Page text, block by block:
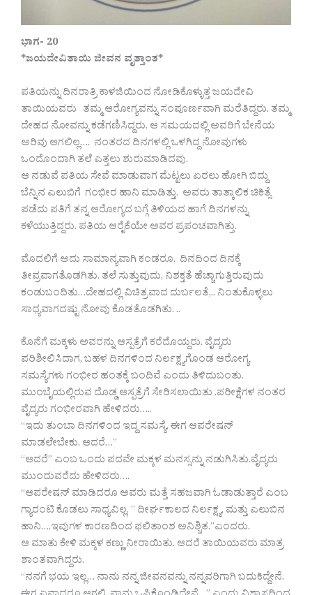
ಭಾಗ- 20
*ಜಯದೇವಿತಾಯಿ ಜೀವನ ವೃತ್ತಾಂತ*
ಪತಿಯನ್ನು ದಿನರಾತ್ರಿ ಕಾಳಜಿಯಿಂದ ನೋಡಿಕೊಳ್ಳುತ್ತ ಜಯದೇವಿ
ತಾಯಿಯವರು ತಮ್ಮ ಆರೋಗ್ಯವನ್ನು ಸಂಪೂರ್ಣವಾಗಿ ಮರೆತಿದ್ದರು. ತಮ್ಮ
ದೇಹದ ನೋವನ್ನು ಕಡೆಗಣಿಸಿದ್ದರು. ಆ ಸಮಯದಲ್ಲಿ ಅವರಿಗೆ ಬೇನೆಯ
ಅರಿವು ಆಗಲಿಲ್ಲ…. ನಂತರದ ದಿನಗಳಲ್ಲಿ ಒಳಗಿದ್ದ ನೋವುಗಳು
ಒಂದೊಂದಾಗಿ ತಲೆ ಎತ್ತಲು ಶುರುಮಾಡಿದವು.
ಆ ನಡುವೆ ಪತಿಯ ಸೇವೆ ಮಾಡುವಾಗ ಮೆಟ್ಟಲು ಏರಲು ಹೋಗಿ ಬಿದ್ದು
ಬೆನ್ನಿನ ಎಲುಬಿಗೆ ಗಂಭೀರ ಹಾನಿ ಮಾಡಿತ್ತು. ಅವರು ತಾತ್ಕಾಲಿಕ ಚಿಕಿತ್ಸೆ
ಪಡೆದು ಪತಿಗೆ ತನ್ನ ಆರೋಗ್ಯದ ಬಗ್ಗೆ ತಿಳಿಯದ ಹಾಗೆ ದಿನಗಳನ್ನು
ಕಳೆಯುತ್ತಿದ್ದರು. ಪತಿಯ ಆರೈಕೆಯೇ ಅವರ ಪ್ರಪಂಚವಾಗಿತ್ತು.
ಮೊದಲಿಗೆ ಅದು ಸಾಮಾನ್ಯವಾಗಿ ಕಂಡರೂ, ದಿನದಿಂದ ದಿನಕ್ಕೆ
ತೀವ್ರವಾಗತೊಡಗಿತು. ತಲೆ ಸುತ್ತುವುದು, ನಿಶಕ್ತತೆ ಹೆಚ್ಚಾಗುತ್ತಿರುವುದು
ಕಂಡುಬಂದಿತು…ದೇಹದಲ್ಲಿ ವಿಚಿತ್ರವಾದ ದುರ್ಬಲತೆ,.. ನಿಂತುಕೊಳ್ಳಲು
ಸಾಧ್ಯವಾಗದಷ್ಟು ನೋವು ಕೊಡತೊಡಗಿತು. ..
ಕೊನೆಗೆ ಮಕ್ಕಳು ಅವರನ್ನು ಆಸ್ಪತ್ರೆಗೆ ಕರೆದೊಯ್ದರು. ವೈದ್ಯರು
ಪರಿಶೀಲಿಸಿದಾಗ, ಬಹಳ ದಿನಗಳಿಂದ ನಿರ್ಲಕ್ಷ್ಯಗೊಂಡ ಆರೋಗ್ಯ
ಸಮಸ್ಯೆಗಳು ಗಂಭೀರ ಹಂತಕ್ಕೆ ಬಂದಿವೆ ಎಂದು ತಿಳಿದುಬಂತು.
ಮುಂಬೈಯಲ್ಲಿರುವ ದೊಡ್ಡ ಆಸ್ಪತ್ರೆಗೆ ಸೇರಿಸಲಾಯಿತು .ಪರೀಕ್ಷೆಗಳ ನಂತರ
ವೈದ್ಯರು ಗಂಭೀರವಾಗಿ ಹೇಳಿದರು…..
“ಇದು ತುಂಬಾ ದಿನಗಳಿಂದ ಇದ್ದ ಸಮಸ್ಯೆ. ಈಗ ಆಪರೇಷನ್
ಮಾಡಲೇಬೇಕು. ಆದರೆ…”
“ಆದರೆ” ಎಂಬ ಒಂದು ಪದವೇ ಮಕ್ಕಳ ಮನಸ್ಸನ್ನು ನಡುಗಿಸಿತು.ವೈದ್ಯರು
ಮುಂದುವರೆದು ಹೇಳಿದರು….
“ಆಪರೇಷನ್ ಮಾಡಿದರೂ ಅವರು ಮತ್ತೆ ಸಹಜವಾಗಿ ಓಡಾಡುತ್ತಾರೆ ಎಂಬ
ಗ್ಯಾರಂಟಿ ಕೊಡಲು ಸಾಧ್ಯವಿಲ್ಲ. ” ದೀರ್ಘಕಾಲದ ನಿರ್ಲಕ್ಷ್ಯ, ಮತ್ತು ಎಲುಬಿನ
ಹಾನಿ….ಇವುಗಳ ಕಾರಣದಿಂದ ಫಲಿತಾಂಶ ಅನಿಶ್ಚಿತ.”ಎಂದರು.
ಆ ಮಾತು ಕೇಳಿ ಮಕ್ಕಳ ಕಣ್ಣು ನೀರಾಯಿತು. ಆದರೆ ತಾಯಿಯವರು ಮಾತ್ರ
ಶಾಂತವಾಗಿದ್ದರು.
“ನನಗೆ ಭಯ ಇಲ್ಲ… ನಾನು ನನ್ನ ಜೀವನವನ್ನು ನನ್ನವರಿಗಾಗಿ ಬದುಕಿದ್ದೇನೆ.